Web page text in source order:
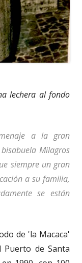
lechera al fondo
a la gran
Milagros
siempre un gran
a su familia,
se están
de 'la Macaca'
de Santa